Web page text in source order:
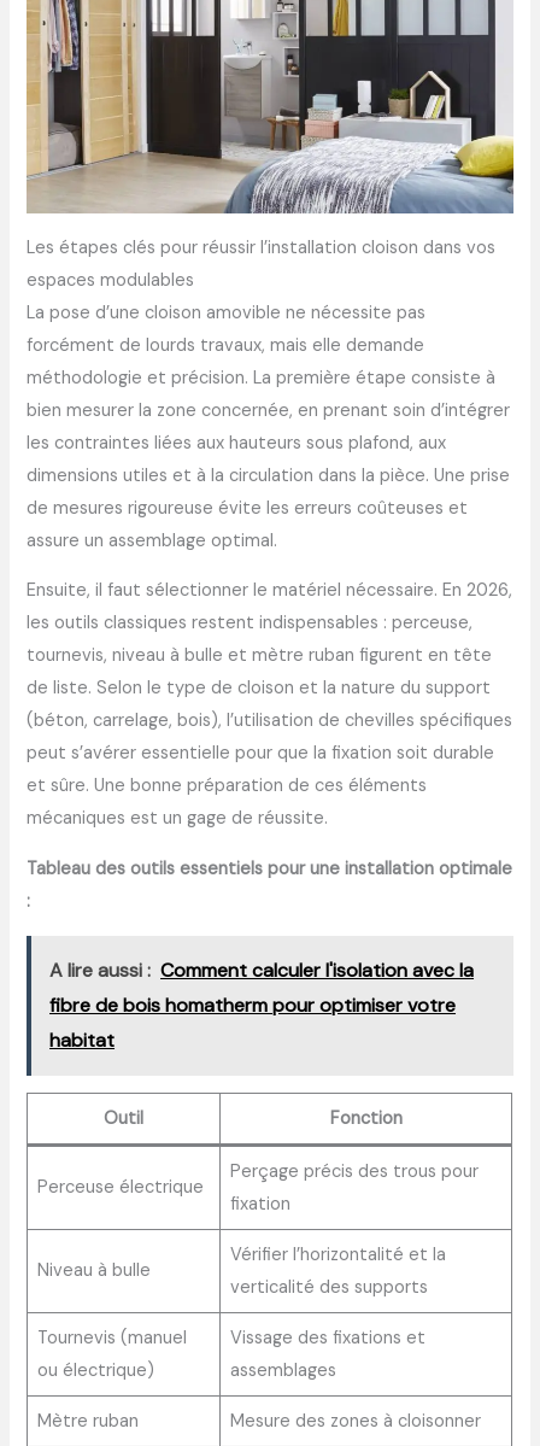
Les étapes clés pour réussir l’installation cloison dans vos
espaces modulables
La pose d’une cloison amovible ne nécessite pas
forcément de lourds travaux, mais elle demande
méthodologie et précision. La première étape consiste à
bien mesurer la zone concernée, en prenant soin d’intégrer
les contraintes liées aux hauteurs sous plafond, aux
dimensions utiles et à la circulation dans la pièce. Une prise
de mesures rigoureuse évite les erreurs coûteuses et
assure un assemblage optimal.
Ensuite, il faut sélectionner le matériel nécessaire. En 2026,
les outils classiques restent indispensables : perceuse,
tournevis, niveau à bulle et mètre ruban figurent en tête
de liste. Selon le type de cloison et la nature du support
(béton, carrelage, bois), l’utilisation de chevilles spécifiques
peut s’avérer essentielle pour que la fixation soit durable
et sûre. Une bonne préparation de ces éléments
mécaniques est un gage de réussite.
Tableau des outils essentiels pour une installation optimale
:
A lire aussi : Comment calculer l'isolation avec la
fibre de bois homatherm pour optimiser votre
habitat
Outil Fonction
Perceuse électrique
Perçage précis des trous pour
fixation
Niveau à bulle
Vérifier l’horizontalité et la
verticalité des supports
Tournevis (manuel
ou électrique)
Vissage des fixations et
assemblages
Mètre ruban Mesure des zones à cloisonner